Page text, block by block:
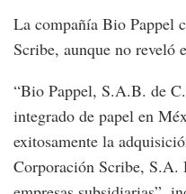
La compañía Bio Pappel
Scribe, aunque no reveló
“Bio Pappel, S.A.B. de
integrado de papel en
exitosamente la
Corporación Scribe,